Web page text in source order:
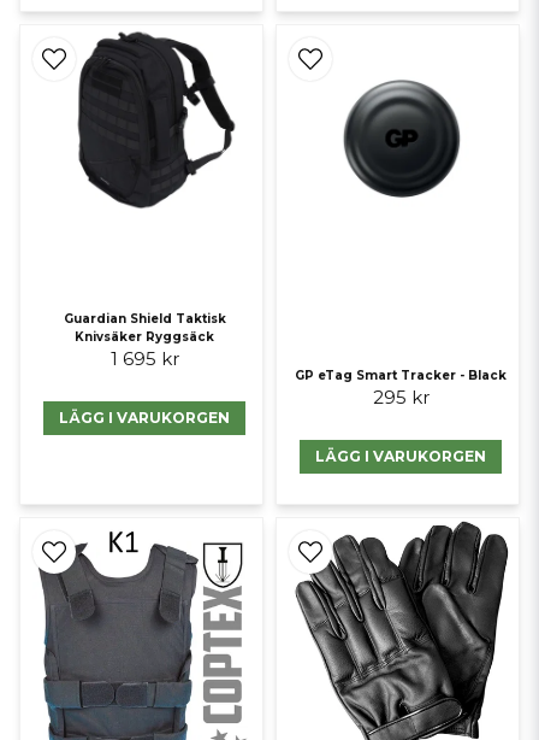
Guardian Shield Taktisk
Knivsäker Ryggsäck
1 695 kr
LÄGG I VARUKORGEN
GP eTag Smart Tracker - Black
295 kr
LÄGG I VARUKORGEN